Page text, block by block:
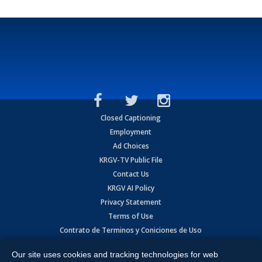
Closed Captioning
Employment
Ad Choices
KRGV-TV Public File
Contact Us
KRGV AI Policy
Privacy Statement
Terms of Use
Contrato de Terminos y Coniciones de Uso
Copyright2026MOBILE VIDEO TAPES, INC. (dba KRGV), 900 East
Our site uses cookies and tracking technologies for web